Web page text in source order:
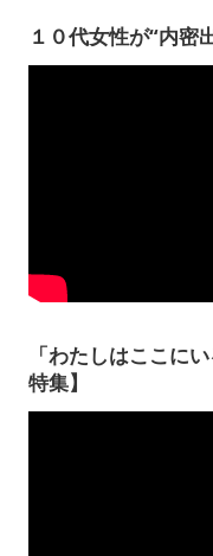
１０代女性が“内密
「わたしはここに
特集】